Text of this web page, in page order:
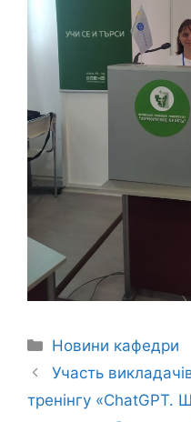
Новини кафедри
Участь
тренінгу «ChatGPT.